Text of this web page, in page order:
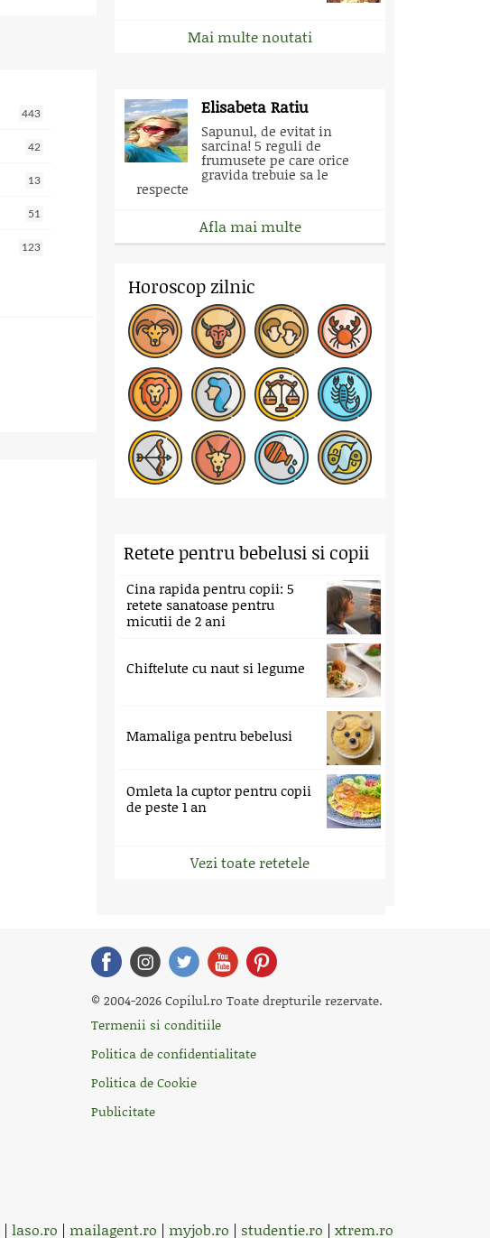
443
42
13
51
123
Mai multe noutati
Elisabeta Ratiu
Sapunul, de evitat in
sarcina! 5 reguli de
frumusete pe care orice
gravida trebuie sa le
respecte
Afla mai multe
Horoscop zilnic
Retete pentru bebelusi si copii
Cina rapida pentru copii: 5
retete sanatoase pentru
micutii de 2 ani
Chiftelute cu naut si legume
Mamaliga pentru bebelusi
Omleta la cuptor pentru copii
de peste 1 an
Vezi toate retetele
© 2004-2026 Copilul.ro Toate drepturile rezervate.
Termenii si conditiile
Politica de confidentialitate
Politica de Cookie
Publicitate
| laso.ro | mailagent.ro | myjob.ro | studentie.ro | xtrem.ro